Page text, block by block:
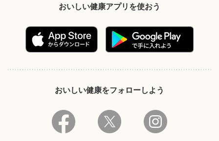
おいしい健康アプリを使おう
おいしい健康をフォローしよう